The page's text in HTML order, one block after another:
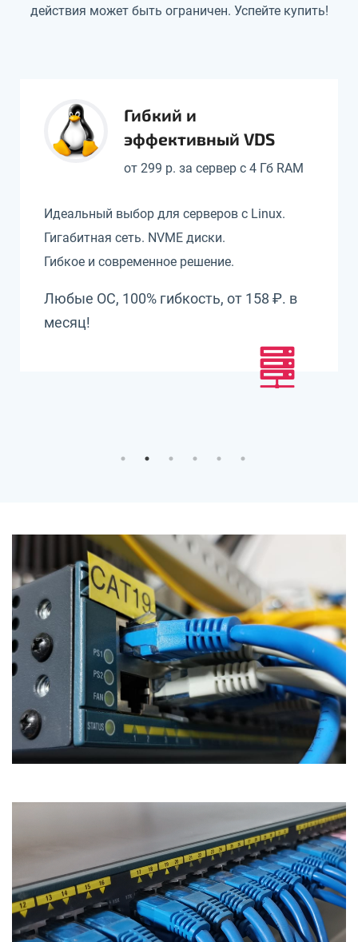
действия может быть ограничен. Успейте купить!
Гибкий и
эффективный VDS
от 299 р. за сервер с 4 Гб RAM
Идеальный выбор для серверов с Linux.
Гигабитная сеть. NVME диски.
Гибкое и современное решение.
Любые ОС, 100% гибкость, от 158 ₽. в
месяц!